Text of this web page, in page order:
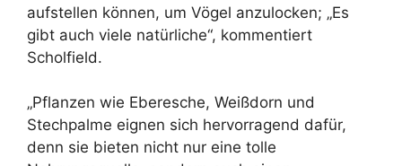
aufstellen können, um Vögel anzulocken; „Es
gibt auch viele natürliche“, kommentiert
Scholfield.
„Pflanzen wie Eberesche, Weißdorn und
Stechpalme eignen sich hervorragend dafür,
denn sie bieten nicht nur eine tolle